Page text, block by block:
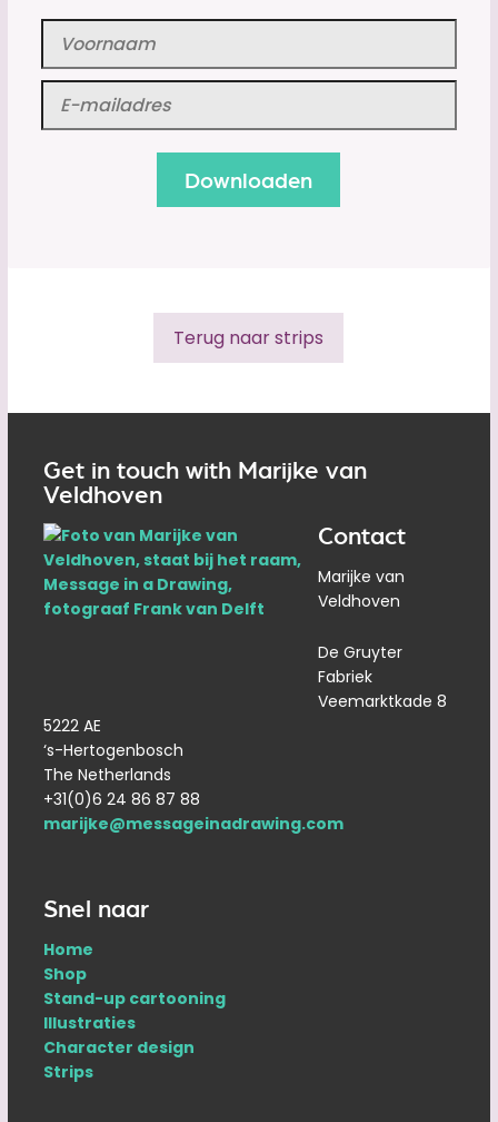
Terug naar strips
Get in touch with Marijke van
Veldhoven
Contact
Marijke van
Veldhoven
De Gruyter
Fabriek
Veemarktkade 8
5222 AE
‘s-Hertogenbosch
The Netherlands
+31(0)6 24 86 87 88
marijke@messageinadrawing.com
Snel naar
Home
Shop
Stand-up cartooning
Illustraties
Character design
Strips